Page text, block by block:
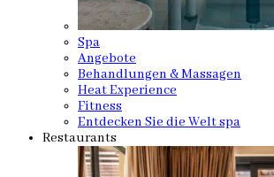
Spa
Angebote
Behandlungen & Massagen
Heat Experience
Fitness
Entdecken Sie die Welt spa
Restaurants